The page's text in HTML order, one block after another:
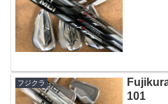
フジクラ
101